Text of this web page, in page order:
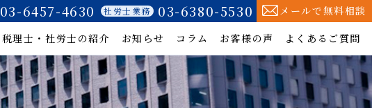
税理士・社労士の紹介 お知らせ コラム お客様の声 よくあるご質問
03-6457-4630 社労士業務 03-6380-5530 メールで無料相談